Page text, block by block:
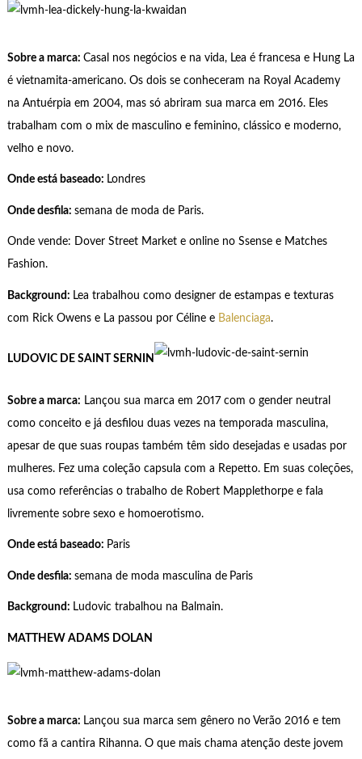
Sobre a marca: Casal nos negócios e na vida, Lea é francesa e Hung La
é vietnamita-americano. Os dois se conheceram na Royal Academy
na Antuérpia em 2004, mas só abriram sua marca em 2016. Eles
trabalham com o mix de masculino e feminino, clássico e moderno,
velho e novo.
Onde está baseado: Londres
Onde desfila: semana de moda de Paris.
Onde vende: Dover Street Market e online no Ssense e Matches
Fashion.
Background: Lea trabalhou como designer de estampas e texturas
com Rick Owens e La passou por Céline e Balenciaga.
LUDOVIC DE SAINT SERNIN
Sobre a marca: Lançou sua marca em 2017 com o gender neutral
como conceito e já desfilou duas vezes na temporada masculina,
apesar de que suas roupas também têm sido desejadas e usadas por
mulheres. Fez uma coleção capsula com a Repetto. Em suas coleções,
usa como referências o trabalho de Robert Mapplethorpe e fala
livremente sobre sexo e homoerotismo.
Onde está baseado: Paris
Onde desfila: semana de moda masculina de Paris
Background: Ludovic trabalhou na Balmain.
MATTHEW ADAMS DOLAN
Sobre a marca: Lançou sua marca sem gênero no Verão 2016 e tem
como fã a cantira Rihanna. O que mais chama atenção deste jovem